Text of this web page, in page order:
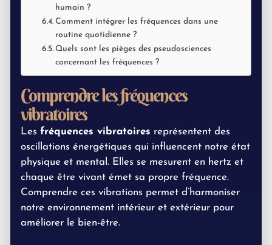
humain ?
Comment intégrer les fréquences dans une
routine quotidienne ?
Quels sont les pièges des pseudosciences
concernant les fréquences ?
Comprendre les fréquences
vibratoires
Les fréquences vibratoires représentent des
oscillations énergétiques qui influencent notre état
physique et mental. Elles se mesurent en hertz et
chaque être vivant émet sa propre fréquence.
Comprendre ces vibrations permet d’harmoniser
notre environnement intérieur et extérieur pour
améliorer le bien-être.